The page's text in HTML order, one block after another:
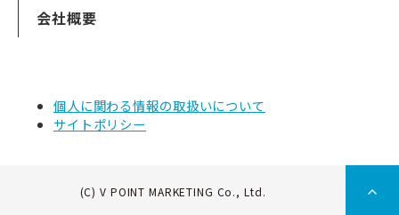
会社概要
個人に関わる情報の取扱いについて
サイトポリシー
(C) V POINT MARKETING Co., Ltd.